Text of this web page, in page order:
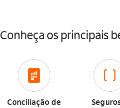
Conheça os principais
icon-itaufonts_relatorios_financeiros icon
Conciliação de
icon-itaufonts_seguro_viagens icon